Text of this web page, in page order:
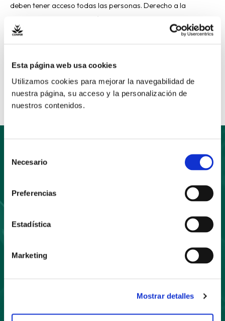
Esta página web usa cookies
Utilizamos cookies para mejorar la navegabilidad de
nuestra página, su acceso y la personalización de
nuestros contenidos.
Necesario
Preferencias
Estadística
Marketing
Mostrar detalles
deben tener acceso todas las personas. Derecho a la
igualdad y no discriminación, derecho a la integridad
personal y a la propiedad y el derecho a condiciones de vida
Read More »
a nuestro boletín